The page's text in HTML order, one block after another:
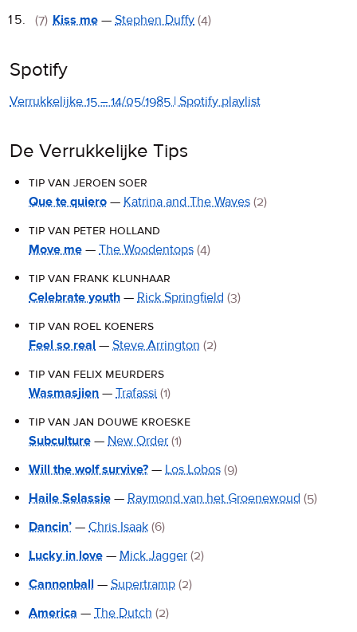
(7) Kiss me — Stephen Duffy (4)
Spotify
Verrukkelijke 15 – 14/05/1985 | Spotify playlist
De Verrukkelijke Tips
tip van jeroen soer
Que te quiero — Katrina and The Waves (2)
tip van peter holland
Move me — The Woodentops (4)
tip van frank klunhaar
Celebrate youth — Rick Springfield (3)
tip van roel koeners
Feel so real — Steve Arrington (2)
tip van felix meurders
Wasmasjien — Trafassi (1)
tip van jan douwe kroeske
Subculture — New Order (1)
Will the wolf survive? — Los Lobos (9)
Haile Selassie — Raymond van het Groenewoud (5)
Dancin’ — Chris Isaak (6)
Lucky in love — Mick Jagger (2)
Cannonball — Supertramp (2)
America — The Dutch (2)